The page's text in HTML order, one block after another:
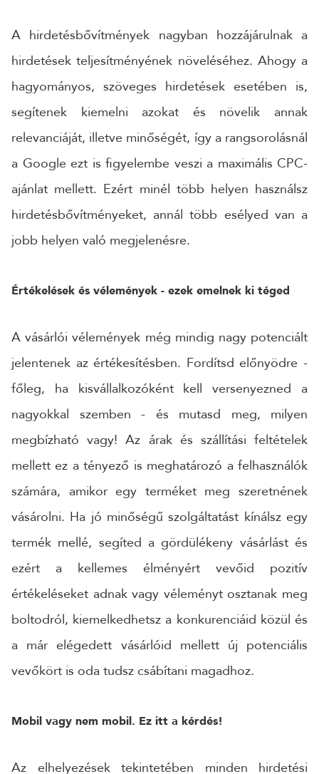
A hirdetésbővítmények nagyban hozzájárulnak a
hirdetések teljesítményének növeléséhez. Ahogy a
hagyományos, szöveges hirdetések esetében is,
segítenek kiemelni azokat és növelik annak
relevanciáját, illetve minőségét, így a rangsorolásnál
a Google ezt is figyelembe veszi a maximális CPC-
ajánlat mellett. Ezért minél több helyen használsz
hirdetésbővítményeket, annál több esélyed van a
jobb helyen való megjelenésre.
Értékelések és vélemények - ezek emelnek ki téged
A vásárlói vélemények még mindig nagy potenciált
jelentenek az értékesítésben. Fordítsd előnyödre -
főleg, ha kisvállalkozóként kell versenyezned a
nagyokkal szemben - és mutasd meg, milyen
megbízható vagy! Az árak és szállítási feltételek
mellett ez a tényező is meghatározó a felhasználók
számára, amikor egy terméket meg szeretnének
vásárolni. Ha jó minőségű szolgáltatást kínálsz egy
termék mellé, segíted a gördülékeny vásárlást és
ezért a kellemes élményért vevőid pozitív
értékeléseket adnak vagy véleményt osztanak meg
boltodról, kiemelkedhetsz a konkurenciáid közül és
a már elégedett vásárlóid mellett új potenciális
vevőkört is oda tudsz csábítani magadhoz.
Mobil vagy nem mobil. Ez itt a kérdés!
Az elhelyezések tekintetében minden hirdetési